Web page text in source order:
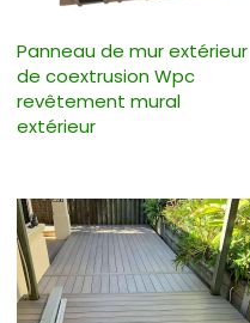
Panneau de mur extérieur
de coextrusion Wpc
revêtement mural
extérieur